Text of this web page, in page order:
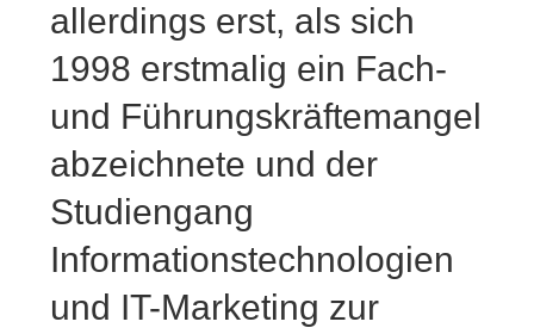
allerdings erst, als sich
1998 erstmalig ein Fach-
und Führungskräftemangel
abzeichnete und der
Studiengang
Informationstechnologien
und IT-Marketing zur